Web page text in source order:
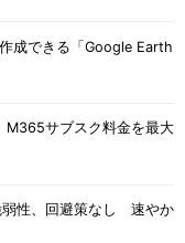
成できる「Google Earth
サブスク料金を最大
弱性、回避策なし 速やか